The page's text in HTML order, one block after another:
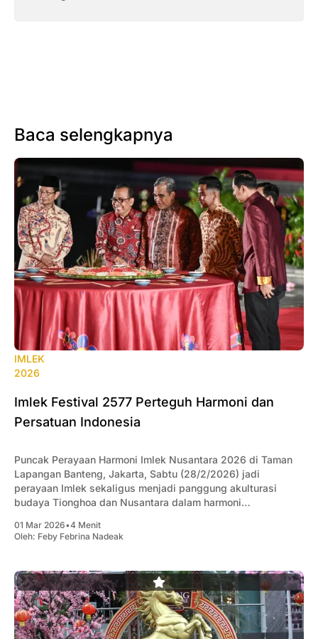
Baca selengkapnya
IMLEK
2026
Imlek Festival 2577 Perteguh Harmoni dan
Persatuan Indonesia
Puncak Perayaan Harmoni Imlek Nusantara 2026 di Taman
Lapangan Banteng, Jakarta, Sabtu (28/2/2026) jadi
perayaan Imlek sekaligus menjadi panggung akulturasi
budaya Tionghoa dan Nusantara dalam harmoni
dan persatuan.
01 Mar 2026•4 Menit
Oleh: Feby Febrina Nadeak